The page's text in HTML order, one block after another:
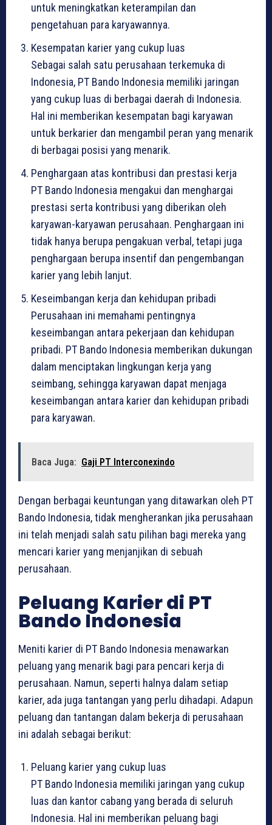
untuk meningkatkan keterampilan dan
pengetahuan para karyawannya.
Kesempatan karier yang cukup luas
Sebagai salah satu perusahaan terkemuka di
Indonesia, PT Bando Indonesia memiliki jaringan
yang cukup luas di berbagai daerah di Indonesia.
Hal ini memberikan kesempatan bagi karyawan
untuk berkarier dan mengambil peran yang menarik
di berbagai posisi yang menarik.
Penghargaan atas kontribusi dan prestasi kerja
PT Bando Indonesia mengakui dan menghargai
prestasi serta kontribusi yang diberikan oleh
karyawan-karyawan perusahaan. Penghargaan ini
tidak hanya berupa pengakuan verbal, tetapi juga
penghargaan berupa insentif dan pengembangan
karier yang lebih lanjut.
Keseimbangan kerja dan kehidupan pribadi
Perusahaan ini memahami pentingnya
keseimbangan antara pekerjaan dan kehidupan
pribadi. PT Bando Indonesia memberikan dukungan
dalam menciptakan lingkungan kerja yang
seimbang, sehingga karyawan dapat menjaga
keseimbangan antara karier dan kehidupan pribadi
para karyawan.
Baca Juga: Gaji PT Interconexindo
Dengan berbagai keuntungan yang ditawarkan oleh PT
Bando Indonesia, tidak mengherankan jika perusahaan
ini telah menjadi salah satu pilihan bagi mereka yang
mencari karier yang menjanjikan di sebuah
perusahaan.
Peluang Karier di PT
Bando Indonesia
Meniti karier di PT Bando Indonesia menawarkan
peluang yang menarik bagi para pencari kerja di
perusahaan. Namun, seperti halnya dalam setiap
karier, ada juga tantangan yang perlu dihadapi. Adapun
peluang dan tantangan dalam bekerja di perusahaan
ini adalah sebagai berikut:
Peluang karier yang cukup luas
PT Bando Indonesia memiliki jaringan yang cukup
luas dan kantor cabang yang berada di seluruh
Indonesia. Hal ini memberikan peluang bagi